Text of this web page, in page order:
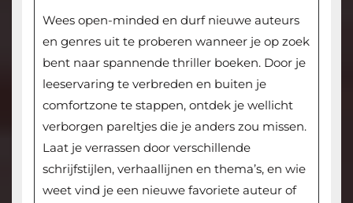
Wees open-minded en durf nieuwe auteurs
en genres uit te proberen wanneer je op zoek
bent naar spannende thriller boeken. Door je
leeservaring te verbreden en buiten je
comfortzone te stappen, ontdek je wellicht
verborgen pareltjes die je anders zou missen.
Laat je verrassen door verschillende
schrijfstijlen, verhaallijnen en thema’s, en wie
weet vind je een nieuwe favoriete auteur of